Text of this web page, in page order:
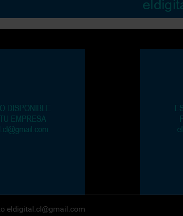
eldigital.cl@gmail.com